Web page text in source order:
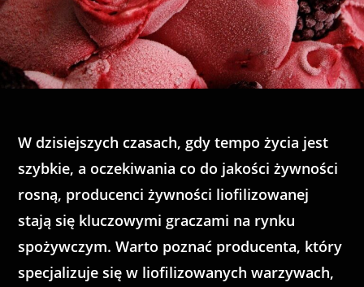
W dzisiejszych czasach, gdy tempo życia jest
szybkie, a oczekiwania co do jakości żywności
rosną, producenci żywności liofilizowanej
stają się kluczowymi graczami na rynku
spożywczym. Warto poznać producenta, który
specjalizuje się w liofilizowanych warzywach,